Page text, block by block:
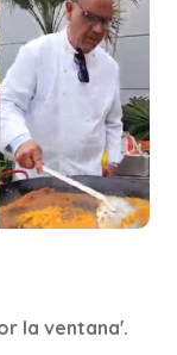
la ventana'.